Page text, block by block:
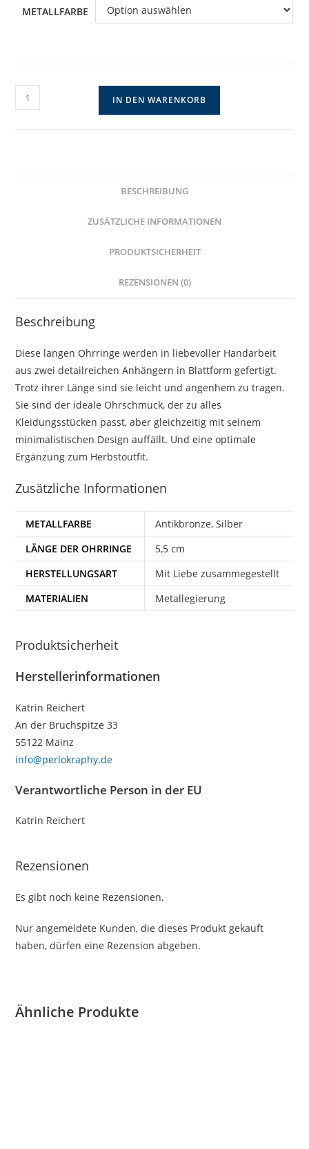
METALLFARBE
Herbstliche
Ohrringe
IN DEN WARENKORB
BESCHREIBUNG
ZUSÄTZLICHE INFORMATIONEN
PRODUKTSICHERHEIT
REZENSIONEN (0)
Beschreibung
Diese langen Ohrringe werden in liebevoller Handarbeit
aus zwei detailreichen Anhängern in Blattform gefertigt.
Trotz ihrer Länge sind sie leicht und angenhem zu tragen.
Sie sind der ideale Ohrschmuck, der zu alles
Kleidungsstücken passt, aber gleichzeitig mit seinem
minimalistischen Design auffällt. Und eine optimale
Ergänzung zum Herbstoutfit.
Zusätzliche Informationen
METALLFARBE
Antikbronze, Silber
LÄNGE DER OHRRINGE
5,5 cm
HERSTELLUNGSART
Mit Liebe zusammegestellt
MATERIALIEN
Metallegierung
Produktsicherheit
Herstellerinformationen
Katrin Reichert
An der Bruchspitze 33
55122 Mainz
info@perlokraphy.de
Verantwortliche Person in der EU
Katrin Reichert
Rezensionen
Es gibt noch keine Rezensionen.
Nur angemeldete Kunden, die dieses Produkt gekauft
haben, dürfen eine Rezension abgeben.
Ähnliche Produkte